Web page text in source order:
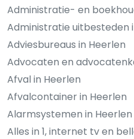
Administratie- en
Administratie uitbesteden
Adviesbureaus in Heerlen
Advocaten en
Afval in Heerlen
Afvalcontainer in Heerlen
Alarmsystemen in Heerlen
Alles in 1, internet tv en